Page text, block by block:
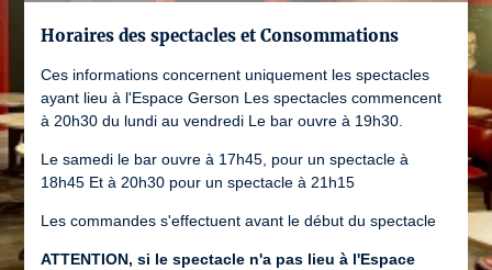
Horaires des spectacles et Consommations
Ces informations concernent uniquement les spectacles
ayant lieu à l'Espace Gerson Les spectacles commencent
à 20h30 du lundi au vendredi Le bar ouvre à 19h30.
Le samedi le bar ouvre à 17h45, pour un spectacle à
18h45 Et à 20h30 pour un spectacle à 21h15
Les commandes s'effectuent avant le début du spectacle
ATTENTION, si le spectacle n'a pas lieu à l'Espace